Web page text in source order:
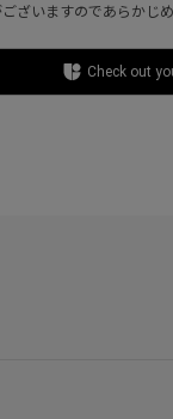
ざいますのであらかじ
Check out